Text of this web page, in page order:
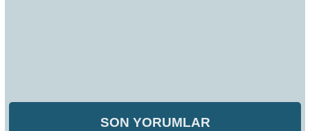
SON YORUMLAR